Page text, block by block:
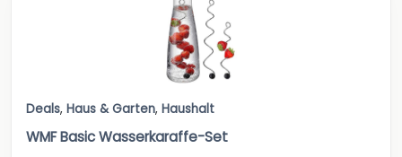
Deals, Haus & Garten, Haushalt
WMF Basic Wasserkaraffe-Set